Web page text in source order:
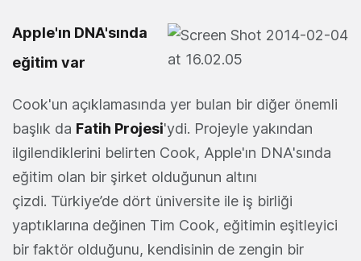
Apple'ın DNA'sında
eğitim var
Cook'un açıklamasında yer bulan bir diğer önemli
başlık da Fatih Projesi'ydi. Projeyle yakından
ilgilendiklerini belirten Cook, Apple'ın DNA'sında
eğitim olan bir şirket olduğunun altını
çizdi. Türkiye’de dört üniversite ile iş birliği
yaptıklarına değinen Tim Cook, eğitimin eşitleyici
bir faktör olduğunu, kendisinin de zengin bir